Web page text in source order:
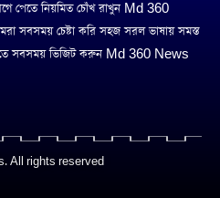
পেতে নিয়মিত চোঁখ রাখুন Md 360
সবসময় চেষ্টা করি সহজ সরল ভাষায় সমস্ত
সবসময় ভিজিট করুন Md 360 News
All rights reserved